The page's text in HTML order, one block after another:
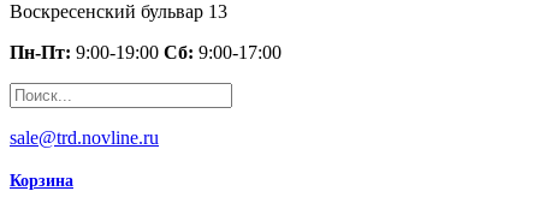
Воскресенский бульвар 13
Пн-Пт: 9:00-19:00 Сб: 9:00-17:00
sale@trd.novline.ru
Корзина